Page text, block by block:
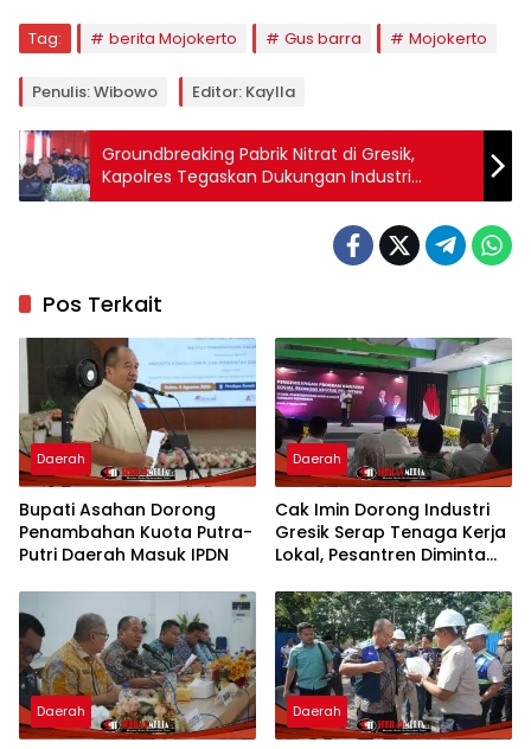
Tag: berita Mojokerto Gus barra Mojokerto
Penulis: Wibowo Editor: Kaylla
Groundbreaking Pabrik Nitrat di Gresik,
Kapolres Tegaskan Dukungan Industri
Strategis
Pos Terkait
Daerah
Bupati Asahan Dorong
Penambahan Kuota Putra-
Putri Daerah Masuk IPDN
Daerah
Cak Imin Dorong Industri
Gresik Serap Tenaga Kerja
Lokal, Pesantren Diminta
Daerah Daerah